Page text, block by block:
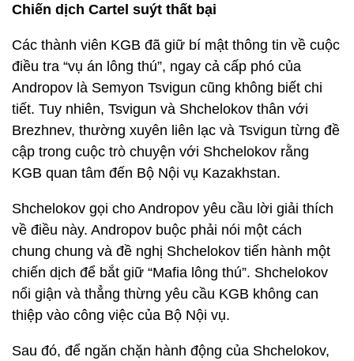
Chiến dịch Cartel suýt thất bại
Các thành viên KGB đã giữ bí mật thông tin về cuộc
điều tra “vụ án lông thú”, ngay cả cấp phó của
Andropov là Semyon Tsvigun cũng không biết chi
tiết. Tuy nhiên, Tsvigun và Shchelokov thân với
Brezhnev, thường xuyên liên lạc và Tsvigun từng đề
cập trong cuộc trò chuyện với Shchelokov rằng
KGB quan tâm đến Bộ Nội vụ Kazakhstan.
Shchelokov gọi cho Andropov yêu cầu lời giải thích
về điều này. Andropov buộc phải nói một cách
chung chung và đề nghị Shchelokov tiến hành một
chiến dịch để bắt giữ “Mafia lông thú”. Shchelokov
nổi giận và thẳng thừng yêu cầu KGB không can
thiệp vào công việc của Bộ Nội vụ.
Sau đó, để ngăn chặn hành động của Shchelokov,